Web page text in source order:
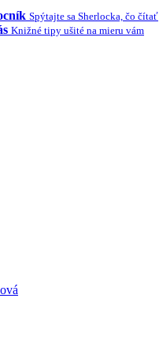
Spýtajte sa Sherlocka, čo čítať
Knižné tipy ušité na mieru vám